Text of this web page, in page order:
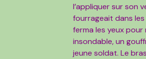
l’appliquer sur son
fourrageait dans
ferma les yeux pour
insondable, un
jeune soldat. Le